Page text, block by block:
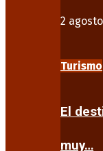
2
Turismo
El
muy…